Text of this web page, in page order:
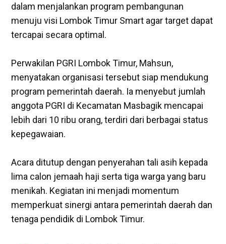
dalam menjalankan program pembangunan
menuju visi Lombok Timur Smart agar target dapat
tercapai secara optimal.
‎Perwakilan PGRI Lombok Timur, Mahsun,
menyatakan organisasi tersebut siap mendukung
program pemerintah daerah. Ia menyebut jumlah
anggota PGRI di Kecamatan Masbagik mencapai
lebih dari 10 ribu orang, terdiri dari berbagai status
kepegawaian.
Acara ditutup dengan penyerahan tali asih kepada
lima calon jemaah haji serta tiga warga yang baru
menikah. Kegiatan ini menjadi momentum
memperkuat sinergi antara pemerintah daerah dan
tenaga pendidik di Lombok Timur.